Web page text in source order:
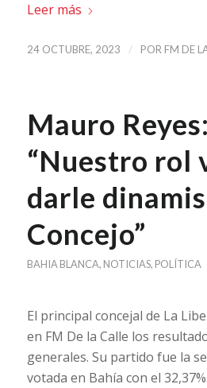
Leer más
24 OCTUBRE, 2023 / POR FM DE
Mauro Reyes:
“Nuestro rol
darle
Concejo”
BAHIA BLANCA, NOTICIAS, POLÍTICA
El principal concejal de La
en FM De la Calle los
generales. Su partido fue la
votada en Bahía con el